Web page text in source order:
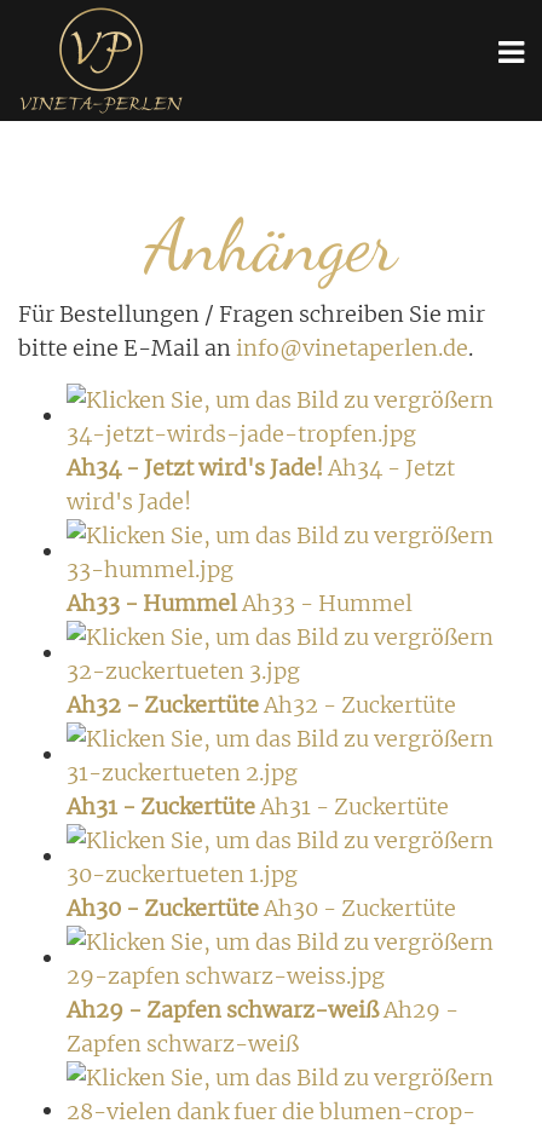
Anhänger
Für Bestellungen / Fragen schreiben Sie mir
bitte eine E-Mail aninfo@vinetaperlen.de.
Ah34 - Jetzt wird's Jade! Ah34 - Jetzt
wird's Jade!
Ah33 - HummelAh33 - Hummel
Ah32 - ZuckertüteAh32 - Zuckertüte
Ah31 - ZuckertüteAh31 - Zuckertüte
Ah30 - ZuckertüteAh30 - Zuckertüte
Ah29 - Zapfen schwarz-weißAh29 -
Zapfen schwarz-weiß